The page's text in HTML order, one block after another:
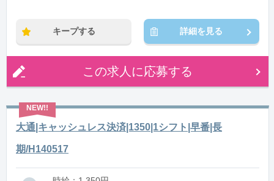
キープする 詳細を見る
この求人に応募する
大通|キャッシュレス決済|1350|1シフト|早番|長
期/H140517